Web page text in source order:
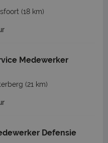
(18 km)
Medewerker
(21 km)
Defensie